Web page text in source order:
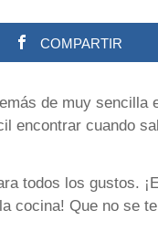
COMPARTIR
de muy sencilla
encontrar cuando
todos los gustos.
cocina! Que no se